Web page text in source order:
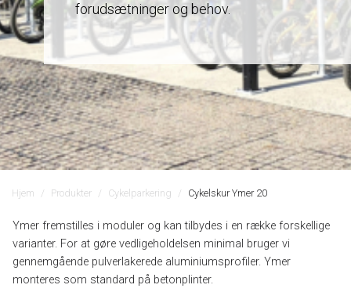
forudsætninger og behov.
Hjem Produkter Cykelparkering Cykelskur Ymer 20
Ymer fremstilles i moduler og kan tilbydes i en række forskellige
varianter. For at gøre vedligeholdelsen minimal bruger vi
gennemgående pulverlakerede aluminiumsprofiler. Ymer
monteres som standard på betonplinter.